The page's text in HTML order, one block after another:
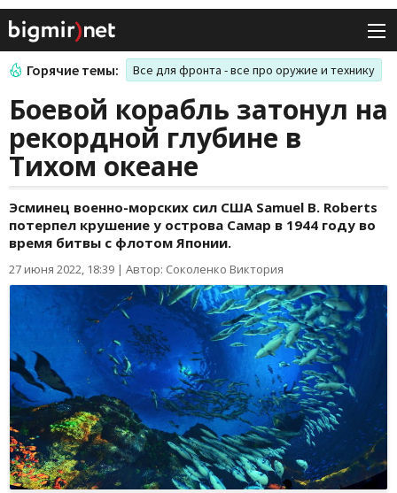
Горячие темы: Все для фронта - все про оружие и технику
Боевой корабль затонул на
рекордной глубине в
Тихом океане
Эсминец военно-морских сил США Samuel B. Roberts
потерпел крушение у острова Самар в 1944 году во
время битвы с флотом Японии.
27 июня 2022, 18:39 | Автор: Соколенко Виктория